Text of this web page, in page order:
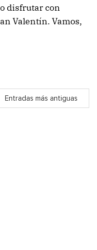
disfrutar con
Valentín. Vamos,
Entradas más antiguas